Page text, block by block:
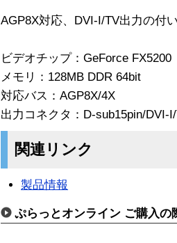
AGP8X対応、DVI-I/TV出力の付
ビデオチップ：GeForce FX5200
メモリ：128MB DDR 64bit
対応バス：AGP8X/4X
出力コネクタ：D-sub15pin/DVI-
関連リンク
製品情報
ぷらっとオンライン ご購入の